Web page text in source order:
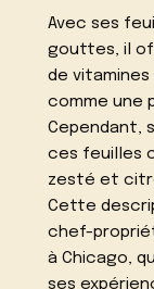
Avec ses
gouttes, il
de vitamines
comme une
Cependant,
ces feuilles
zesté et
Cette
chef-
à Chicago,
ses